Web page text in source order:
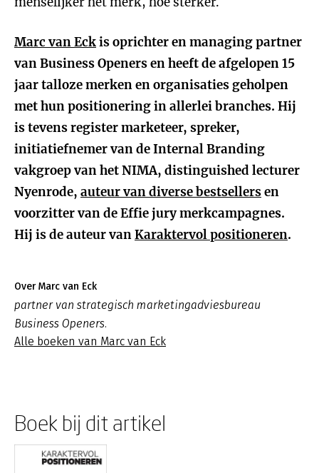
Marc van Eckis oprichter en managing partner
van Business Openers en heeft de afgelopen 15
jaar talloze merken en organisaties geholpen
met hun positionering in allerlei branches. Hij
is tevens register marketeer, spreker,
initiatiefnemer van de Internal Branding
vakgroep van het NIMA, distinguished lecturer
Nyenrode, auteur van diverse bestsellersen
voorzitter van de Effie jury merkcampagnes.
Hij is de auteur vanKaraktervol positioneren.
Over Marc van Eck
partner van strategisch marketingadviesbureau
Business Openers.
Alle boeken van Marc van Eck
Boek bij dit artikel